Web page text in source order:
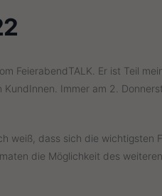
FeierabendTALK. Er ist Teil
KundInnen. Immer am 2.
weiß, dass sich die wichtigsten
die Möglichkeit des